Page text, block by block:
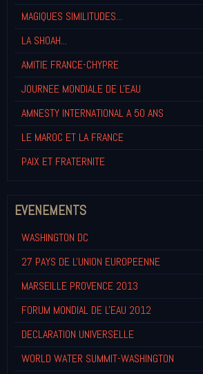
MAGIQUES SIMILITUDES...
LA SHOAH...
AMITIE FRANCE-CHYPRE
JOURNEE MONDIALE DE L'EAU
AMNESTY INTERNATIONAL A 50 ANS
LE MAROC ET LA FRANCE
PAIX ET FRATERNITE
EVENEMENTS
WASHINGTON DC
27 PAYS DE L'UNION EUROPEENNE
MARSEILLE PROVENCE 2013
FORUM MONDIAL DE L'EAU 2012
DECLARATION UNIVERSELLE
WORLD WATER SUMMIT-WASHINGTON